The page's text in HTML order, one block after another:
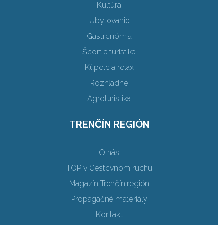
Kultúra
Ubytovanie
Gastronómia
Šport a turistika
Kúpele a relax
Rozhľadne
Agroturistika
TRENČÍN REGIÓN
O nás
TOP v Cestovnom ruchu
Magazín Trenčín región
Propagačné materiály
Kontakt